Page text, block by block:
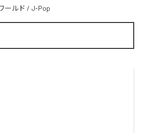
ールド / J-Pop